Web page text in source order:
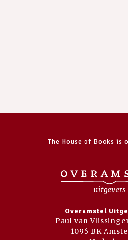
The House of Books is
Overamstel
Paul van
1096 BK